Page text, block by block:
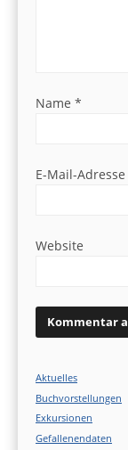
Name *
E-Mail-Adresse
Website
Aktuelles
Buchvorstellungen
Exkursionen
Gefallenendaten